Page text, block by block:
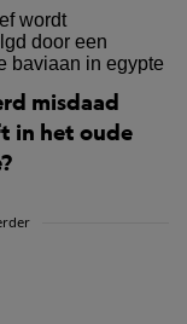
misdaad
in het oude